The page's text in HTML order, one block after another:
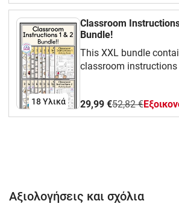
18 Υλικά
Classroom
Bundle!
This XXL bundle
classroom instructions
29,99 €52,82 €
Αξιολογήσεις και σχόλια